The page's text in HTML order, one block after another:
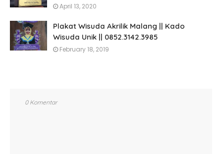
April 13, 2020
Plakat Wisuda Akrilik Malang || Kado
Wisuda Unik || 0852.3142.3985
February 18, 2019
0 Komentar